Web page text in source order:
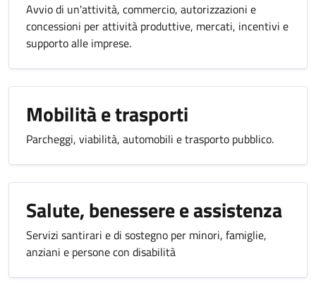
Avvio di un'attività, commercio, autorizzazioni e
concessioni per attività produttive, mercati, incentivi e
supporto alle imprese.
Mobilità e trasporti
Parcheggi, viabilità, automobili e trasporto pubblico.
Salute, benessere e assistenza
Servizi santirari e di sostegno per minori, famiglie,
anziani e persone con disabilità